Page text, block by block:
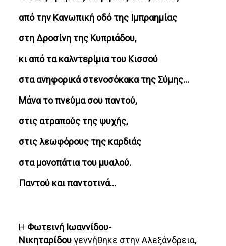
από την Κανωπική οδό της Ιμπραημίας
στη Δροσίνη της Κυπριάδου,
κι από τα καλντερίμια του Κισσού
στα ανηφορικά στενοσόκακα της Σύμης…
Μάνα το πνεύμα σου παντού,
στις ατραπούς της ψυχής,
στις λεωφόρους της καρδιάς
στα μονοπάτια του μυαλού.
Παντού και παντοτινά…
Η Φωτεινή Ιωαννίδου-
Νικηταρίδουγεννήθηκε στην Αλεξάνδρεια,